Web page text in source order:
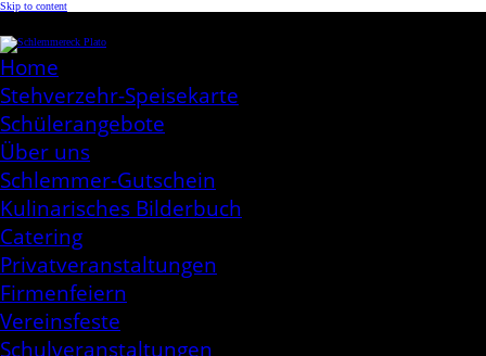
Skip to content
Home
Stehverzehr-Speisekarte
Schülerangebote
Über uns
Schlemmer-Gutschein
Kulinarisches Bilderbuch
Catering
Privatveranstaltungen
Firmenfeiern
Vereinsfeste
Schulveranstaltungen